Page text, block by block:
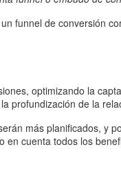
funnel de conversión
optimizando la
profundización de la
más planificados, y
cuenta todos los